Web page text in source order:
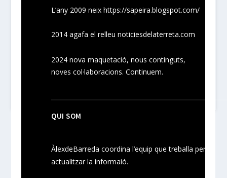
L’any 2009 neixhttps://sapeira.blogspot.com/
2014 agafa el relleu noticiesdelaterreta.com
2024nova maquetació, nouscontinguts,
novescol·laboracions. Continuem.
QUI SOM
ÀlexdeBarreda coordina l’equip que treballa per
actualitzar la informaió.